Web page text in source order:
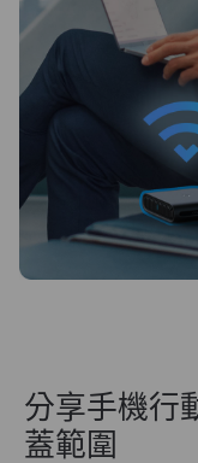
分享手機行
蓋範圍